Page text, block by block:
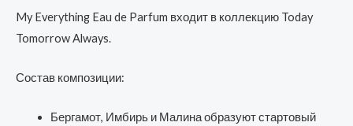
My Everything Eau de Parfum входит в коллекцию Today
Tomorrow Always.
Состав композиции:
Бергамот, Имбирь и Малина образуют стартовый